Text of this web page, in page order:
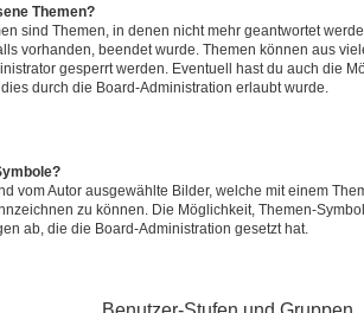
Themen?
sind Themen, in denen nicht mehr geantwortet
vorhanden, beendet wurde. Themen können aus
gesperrt werden. Eventuell hast du auch die
durch die Board-Administration erlaubt wurde.
vom Autor ausgewählte Bilder, welche mit einem
zu können. Die Möglichkeit, Themen-
ab, die die Board-Administration gesetzt hat.